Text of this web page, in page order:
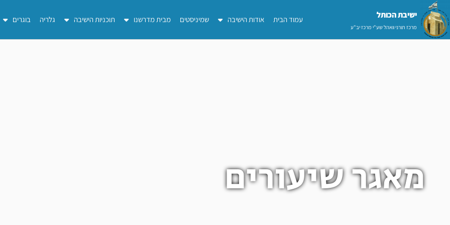
דילוג
לתוכן
ישיבת הכותל​
מרכז תורני וואהל שע"י מרכז יב"ע
עמוד הבית אודות הישיבה שמיניסטים מבית מדרשנו תוכניות הישיבה גלריה בוגרים
מאגר שיעורים